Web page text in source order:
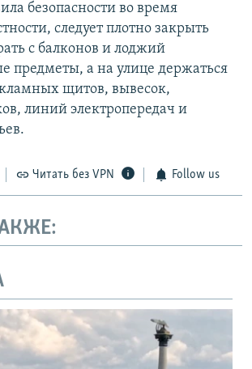
безопасности во время
следует плотно закрыть
с балконов и лоджий
предметы, а на улице держаться
щитов, вывесок,
линий электропередач и
Читать без VPN Follow us